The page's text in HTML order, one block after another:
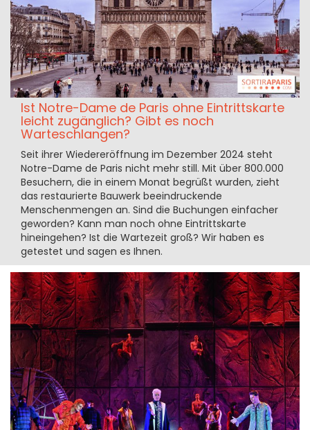
Ist Notre-Dame de Paris ohne Eintrittskarte
leicht zugänglich? Gibt es noch
Warteschlangen?
Seit ihrer Wiedereröffnung im Dezember 2024 steht
Notre-Dame de Paris nicht mehr still. Mit über 800.000
Besuchern, die in einem Monat begrüßt wurden, zieht
das restaurierte Bauwerk beeindruckende
Menschenmengen an. Sind die Buchungen einfacher
geworden? Kann man noch ohne Eintrittskarte
hineingehen? Ist die Wartezeit groß? Wir haben es
getestet und sagen es Ihnen.